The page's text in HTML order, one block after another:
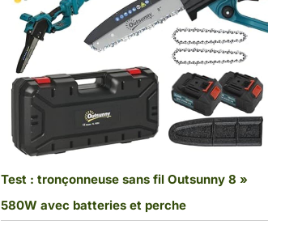
Test : tronçonneuse sans fil Outsunny 8 »
580W avec batteries et perche